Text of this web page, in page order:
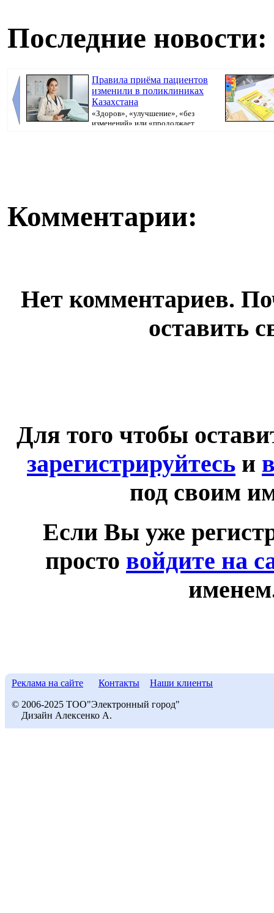
Последние новости:
Правила приёма пациентов
изменили в поликлиниках
Казахстана
«Здоров», «улучшение», «без
изменений» или «продолжает
Комментарии:
Нет комментариев.
оставить
Для того чтобы
зарегистрируйтесь и
под своим
Если Вы уже
просто войдите на
Реклама на сайте Контакты Наши клиенты
© 2006-2025 ТОО"Электронный город"
Дизайн Алексенко А.